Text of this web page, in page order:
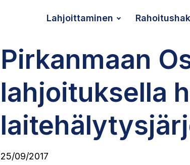
Lahjoittaminen
Pirkanmaan
lahjoituksella
25/09/2017